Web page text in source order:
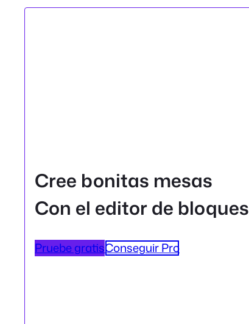
Cree bonitas mesas
Con el editor de bloques
Pruebe gratisConseguir Pro